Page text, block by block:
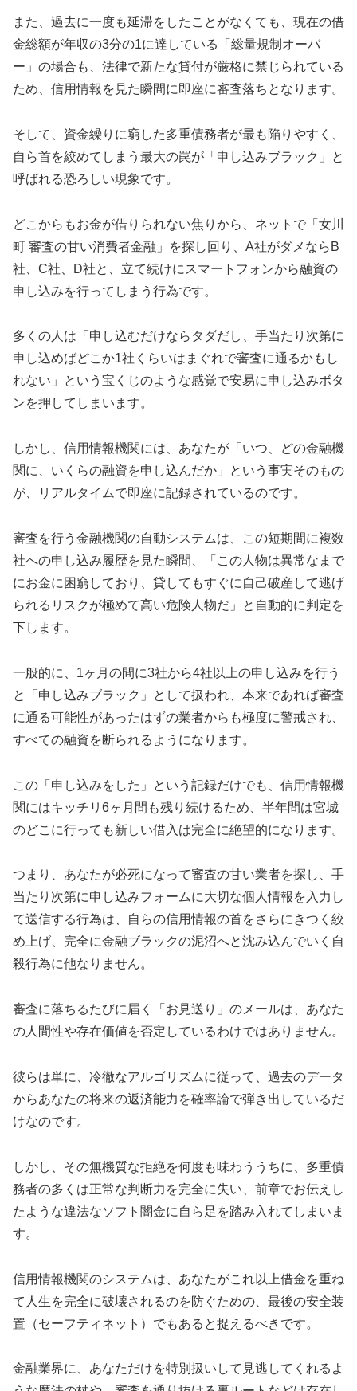
また、過去に一度も延滞をしたことがなくても、現在の借
金総額が年収の3分の1に達している「総量規制オーバ
ー」の場合も、法律で新たな貸付が厳格に禁じられている
ため、信用情報を見た瞬間に即座に審査落ちとなります。
そして、資金繰りに窮した多重債務者が最も陥りやすく、
自ら首を絞めてしまう最大の罠が「申し込みブラック」と
呼ばれる恐ろしい現象です。
どこからもお金が借りられない焦りから、ネットで「女川
町 審査の甘い消費者金融」を探し回り、A社がダメならB
社、C社、D社と、立て続けにスマートフォンから融資の
申し込みを行ってしまう行為です。
多くの人は「申し込むだけならタダだし、手当たり次第に
申し込めばどこか1社くらいはまぐれで審査に通るかもし
れない」という宝くじのような感覚で安易に申し込みボタ
ンを押してしまいます。
しかし、信用情報機関には、あなたが「いつ、どの金融機
関に、いくらの融資を申し込んだか」という事実そのもの
が、リアルタイムで即座に記録されているのです。
審査を行う金融機関の自動システムは、この短期間に複数
社への申し込み履歴を見た瞬間、「この人物は異常なまで
にお金に困窮しており、貸してもすぐに自己破産して逃げ
られるリスクが極めて高い危険人物だ」と自動的に判定を
下します。
一般的に、1ヶ月の間に3社から4社以上の申し込みを行う
と「申し込みブラック」として扱われ、本来であれば審査
に通る可能性があったはずの業者からも極度に警戒され、
すべての融資を断られるようになります。
この「申し込みをした」という記録だけでも、信用情報機
関にはキッチリ6ヶ月間も残り続けるため、半年間は宮城
のどこに行っても新しい借入は完全に絶望的になります。
つまり、あなたが必死になって審査の甘い業者を探し、手
当たり次第に申し込みフォームに大切な個人情報を入力し
て送信する行為は、自らの信用情報の首をさらにきつく絞
め上げ、完全に金融ブラックの泥沼へと沈み込んでいく自
殺行為に他なりません。
審査に落ちるたびに届く「お見送り」のメールは、あなた
の人間性や存在価値を否定しているわけではありません。
彼らは単に、冷徹なアルゴリズムに従って、過去のデータ
からあなたの将来の返済能力を確率論で弾き出しているだ
けなのです。
しかし、その無機質な拒絶を何度も味わううちに、多重債
務者の多くは正常な判断力を完全に失い、前章でお伝えし
たような違法なソフト闇金に自ら足を踏み入れてしまいま
す。
信用情報機関のシステムは、あなたがこれ以上借金を重ね
て人生を完全に破壊されるのを防ぐための、最後の安全装
置（セーフティネット）でもあると捉えるべきです。
金融業界に、あなただけを特別扱いして見逃してくれるよ